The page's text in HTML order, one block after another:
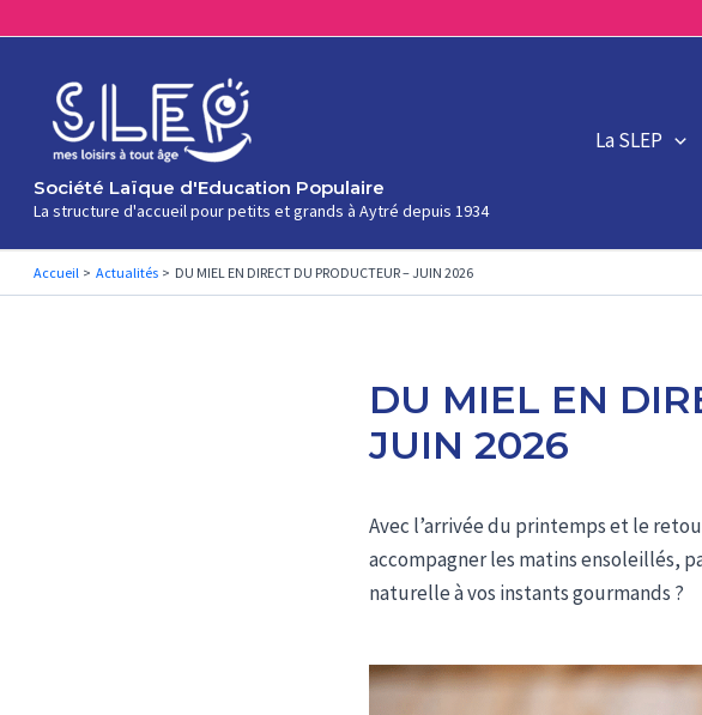
contenu
Société Laïque d'Education Populaire
La structure d'accueil pour petits et grands à Aytré depuis 1934
La SLEP
Accueil Actualités DU MIEL EN DIRECT DU PRODUCTEUR – JUIN 2026
DU MIEL EN
JUIN 2026
Avec l’arrivée du printemps et le
accompagner les matins ensoleillés,
naturelle à vos instants gourmands ?